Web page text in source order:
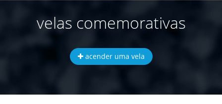
velas comemorativas
acender uma vela